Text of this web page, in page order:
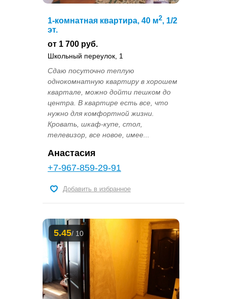
1-комнатная квартира, 40 м2, 1/2
эт.
от 1 700 руб.
Школьный переулок, 1
Сдаю посуточно теплую
однокомнатную квартиру в хорошем
квартале, можно дойти пешком до
центра. В квартире есть все, что
нужно для комфортной жизни.
Кровать, шкаф-купе, стол,
телевизор, все новое, имее...
Анастасия
+7-967-859-29-91
Добавить в избранное
5.45/ 10